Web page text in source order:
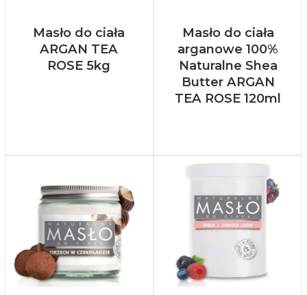
Masło do ciała
ARGAN TEA
ROSE 5kg
Masło do ciała
arganowe 100%
Naturalne Shea
Butter ARGAN
TEA ROSE 120ml